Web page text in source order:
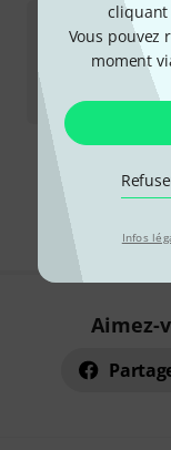
cliquant
Vous pouvez
moment
Infos
9,70
Les
Aimez-